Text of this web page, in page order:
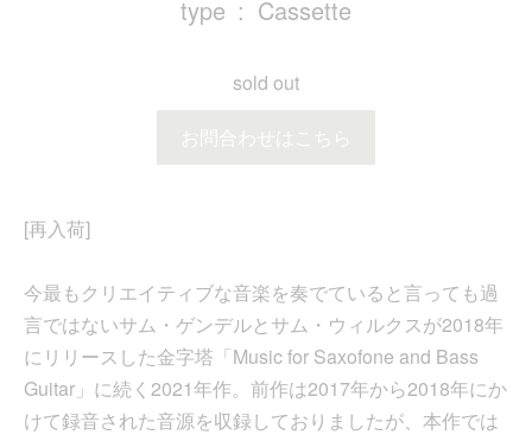
type
Cassette
sold out
お問合わせはこちら
[再入荷]
今最もクリエイティブな音楽を奏でていると言っても過
言ではないサム・ゲンデルとサム・ウィルクスが2018年
にリリースした金字塔「Music for Saxofone and Bass
Guitar」に続く2021年作。前作は2017年から2018年にか
けて録音された音源を収録しておりましたが、本作では